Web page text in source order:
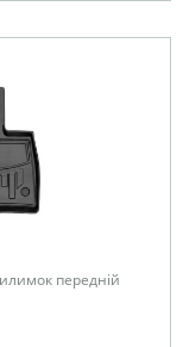
передній